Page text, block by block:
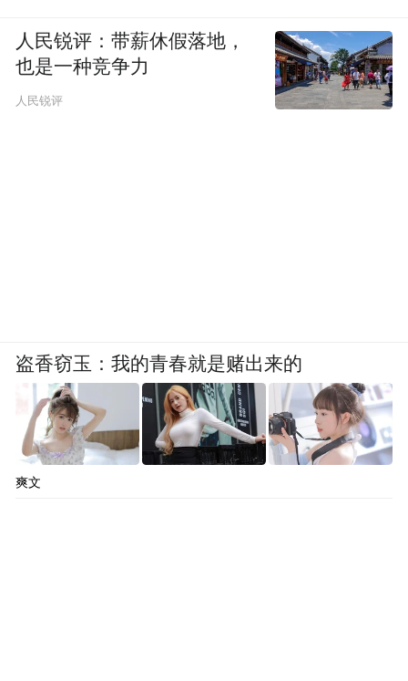
人民锐评：带薪休假落地，
也是一种竞争力
人民锐评
盗香窃玉：我的青春就是赌出来的
爽文